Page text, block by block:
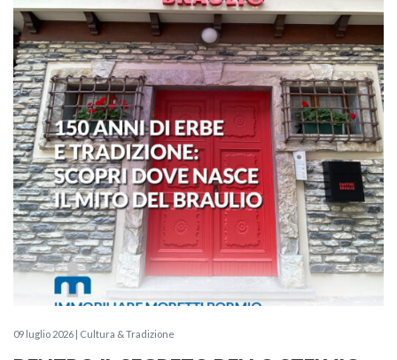
09 luglio 2026 | Cultura & Tradizione